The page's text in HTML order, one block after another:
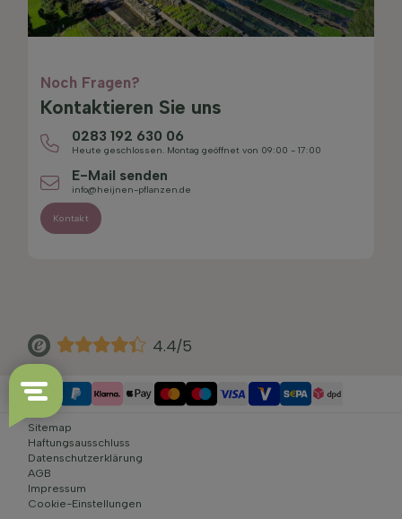
Noch Fragen?
Kontaktieren Sie uns
0283 192 630 06
Heute geschlossen. Montag geöffnet von 09:00 - 17:00
E-Mail senden
info@heijnen-pflanzen.de
Kontakt
4.4/5
Sitemap
Haftungsausschluss
Datenschutzerklärung
AGB
Impressum
Cookie-Einstellungen